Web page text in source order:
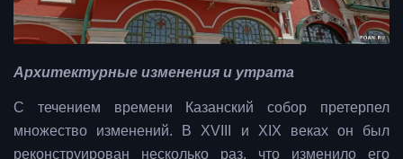
Архитектурные изменения и утрата
С течением времени Казанский собор претерпел
множество изменений. В XVIII и XIX веках он был
реконструирован несколько раз, что изменило его